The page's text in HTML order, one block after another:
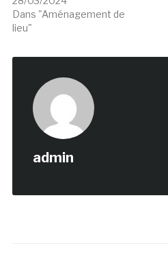
Dans "Aménagement de
lieu"
admin